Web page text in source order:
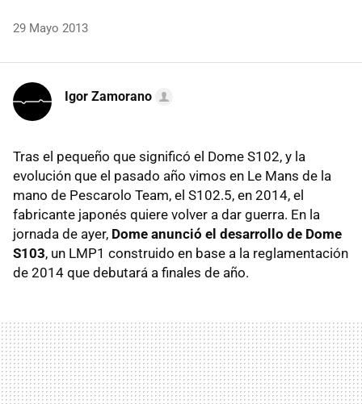
29 Mayo 2013
Igor Zamorano
Tras el pequeño que significó el Dome S102, y la
evolución que el pasado año vimos en Le Mans de la
mano de Pescarolo Team, el S102.5, en 2014, el
fabricante japonés quiere volver a dar guerra. En la
jornada de ayer, Dome anunció el desarrollo de Dome
S103, un LMP1 construido en base a la reglamentación
de 2014 que debutará a finales de año.